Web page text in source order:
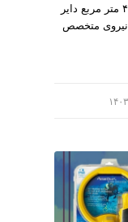
که در زمینی به مساحت ۴۰۰۰ متر مربع دایر
بیش از ۱۵۰ نفر نیروی متخصص